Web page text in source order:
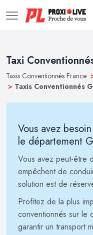
Taxi
Taxis Conventionnés France
> Taxis Conventionnés
Vous avez
le département
Vous avez peut-être
empêchent de
solution est de
Profitez de la plus
conventionnés sur le
garantir un transport